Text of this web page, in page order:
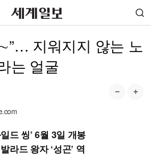
지워지지 않는 노
는 얼굴
드 씽’ 6월 3일 개봉
라드 왕자 ‘성곤’ 역